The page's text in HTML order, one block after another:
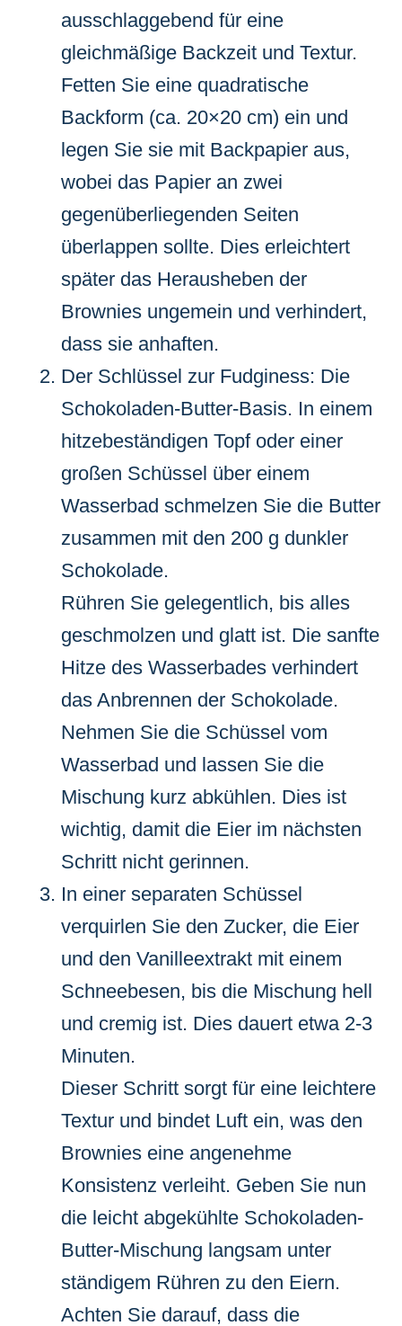
ausschlaggebend für eine
gleichmäßige Backzeit und Textur.
Fetten Sie eine quadratische
Backform (ca. 20×20 cm) ein und
legen Sie sie mit Backpapier aus,
wobei das Papier an zwei
gegenüberliegenden Seiten
überlappen sollte. Dies erleichtert
später das Herausheben der
Brownies ungemein und verhindert,
dass sie anhaften.
Der Schlüssel zur Fudginess: Die
Schokoladen-Butter-Basis. In einem
hitzebeständigen Topf oder einer
großen Schüssel über einem
Wasserbad schmelzen Sie die Butter
zusammen mit den 200 g dunkler
Schokolade.
Rühren Sie gelegentlich, bis alles
geschmolzen und glatt ist. Die sanfte
Hitze des Wasserbades verhindert
das Anbrennen der Schokolade.
Nehmen Sie die Schüssel vom
Wasserbad und lassen Sie die
Mischung kurz abkühlen. Dies ist
wichtig, damit die Eier im nächsten
Schritt nicht gerinnen.
In einer separaten Schüssel
verquirlen Sie den Zucker, die Eier
und den Vanilleextrakt mit einem
Schneebesen, bis die Mischung hell
und cremig ist. Dies dauert etwa 2-3
Minuten.
Dieser Schritt sorgt für eine leichtere
Textur und bindet Luft ein, was den
Brownies eine angenehme
Konsistenz verleiht. Geben Sie nun
die leicht abgekühlte Schokoladen-
Butter-Mischung langsam unter
ständigem Rühren zu den Eiern.
Achten Sie darauf, dass die